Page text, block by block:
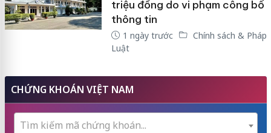
triệu đồng do vi phạm công bố
thông tin
1 ngày trước
Chính sách & Pháp
Luật
CHỨNG KHOÁN VIỆT NAM
Tìm kiếm mã chứng khoán...